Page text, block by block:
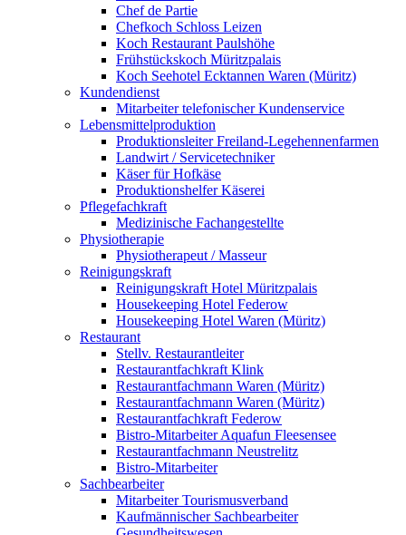
Chef de Partie
Chefkoch Schloss Leizen
Koch Restaurant Paulshöhe
Frühstückskoch Müritzpalais
Koch Seehotel Ecktannen Waren (Müritz)
Kundendienst
Mitarbeiter telefonischer Kundenservice
Lebensmittelproduktion
Produktionsleiter Freiland-Legehennenfarmen
Landwirt / Servicetechniker
Käser für Hofkäse
Produktionshelfer Käserei
Pflegefachkraft
Medizinische Fachangestellte
Physiotherapie
Physiotherapeut / Masseur
Reinigungskraft
Reinigungskraft Hotel Müritzpalais
Housekeeping Hotel Federow
Housekeeping Hotel Waren (Müritz)
Restaurant
Stellv. Restaurantleiter
Restaurantfachkraft Klink
Restaurantfachmann Waren (Müritz)
Restaurantfachmann Waren (Müritz)
Restaurantfachkraft Federow
Bistro-Mitarbeiter Aquafun Fleesensee
Restaurantfachmann Neustrelitz
Bistro-Mitarbeiter
Sachbearbeiter
Mitarbeiter Tourismusverband
Kaufmännischer Sachbearbeiter